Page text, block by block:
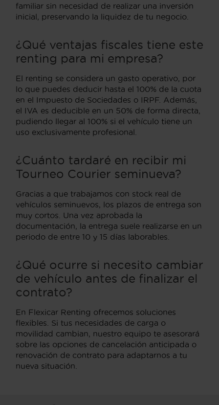
familiar sin necesidad de realizar una inversión
inicial, preservando la liquidez de tu negocio.
¿Qué ventajas fiscales tiene este
renting para mi empresa?
El renting se considera un gasto operativo, por
lo que puedes deducir hasta el 100% de la cuota
en el Impuesto de Sociedades o IRPF. Además,
el IVA es deducible en un 50% de forma directa,
pudiendo llegar al 100% si el vehículo tiene un
uso exclusivamente profesional.
¿Cuánto tardaré en recibir mi
Tourneo Courier seminueva?
Gracias a que trabajamos con stock real de
vehículos seminuevos, los plazos de entrega son
muy cortos. Una vez aprobada la
documentación, la entrega suele realizarse en un
periodo de entre 10 y 15 días laborables.
¿Qué ocurre si necesito cambiar
de vehículo antes de finalizar el
contrato?
En Flexicar Renting ofrecemos soluciones
flexibles. Si tus necesidades de carga o
movilidad cambian, nuestro equipo te asesorará
sobre las opciones de cancelación anticipada o
renovación de contrato para adaptarnos a tu
nueva situación.